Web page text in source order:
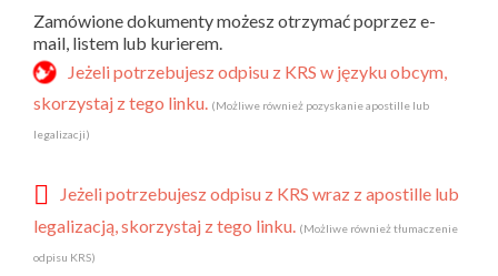
Zamówione dokumenty możesz otrzymać poprzez e-
mail, listem lub kurierem.
Jeżeli potrzebujesz odpisu z KRS w języku obcym,
skorzystaj z tego linku. (Możliwe również pozyskanie apostille lub
legalizacji)
Jeżeli potrzebujesz odpisu z KRS wraz z apostille lub
legalizacją, skorzystaj z tego linku. (Możliwe również tłumaczenie
odpisu KRS)